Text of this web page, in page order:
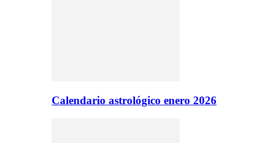
Calendario astrológico enero 2026